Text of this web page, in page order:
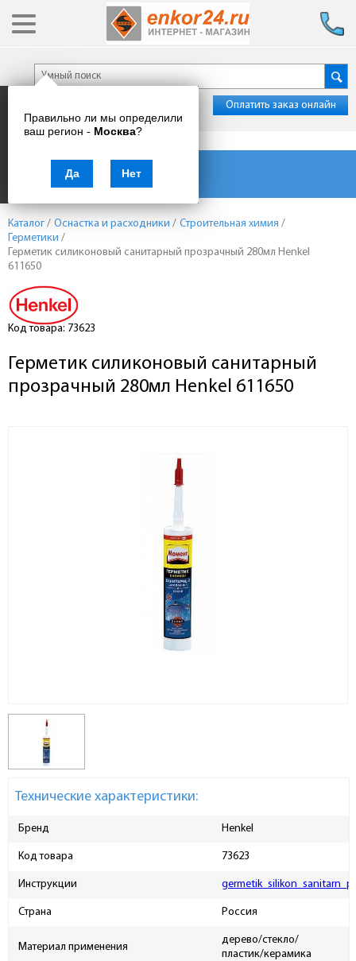
Правильно ли мы определили
ваш регион - Москва?
Да Нет
Оплатить заказ онлайн
Каталог товаров
Каталог / Оснастка и расходники / Строительная химия /
Герметики /
Герметик силиконовый санитарный прозрачный 280мл Henkel
611650
Код товара: 73623
Герметик силиконовый санитарный
прозрачный 280мл Henkel 611650
Технические характеристики:
Бренд Henkel
Код товара 73623
Инструкции
Страна Россия
Материал применения
дерево/стекло/
пластик/керамика